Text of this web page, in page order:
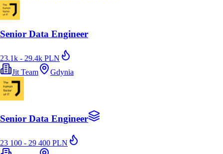
Senior Data Engineer
23.1k - 29.4k PLN
Jit Team
Gdynia
Senior Data Engineer
23 100 - 29 400 PLN